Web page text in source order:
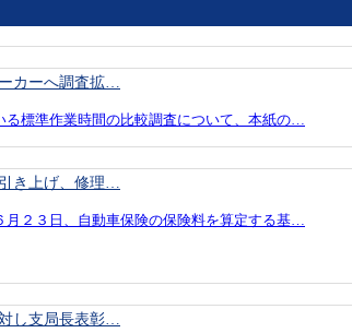
カーへ調査拡…
標準作業時間の比較調査について、本紙の…
き上げ、修理…
２３日、自動車保険の保険料を算定する基…
し支局長表彰…